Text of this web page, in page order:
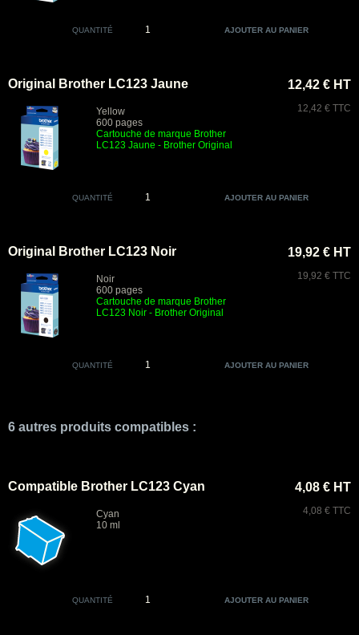
QUANTITÉ
Original Brother LC123 Jaune
Yellow
600 pages
Cartouche de marque Brother
LC123 Jaune - Brother Original
12,42 € HT
12,42 € TTC
QUANTITÉ
Original Brother LC123 Noir
Noir
600 pages
Cartouche de marque Brother
LC123 Noir - Brother Original
19,92 € HT
19,92 € TTC
QUANTITÉ
6 autres produits compatibles :
Compatible Brother LC123 Cyan
Cyan
10 ml
4,08 € HT
4,08 € TTC
QUANTITÉ